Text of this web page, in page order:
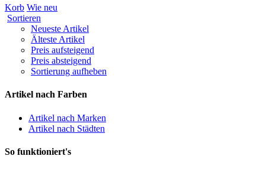
Korb Wie neu
Sortieren
Neueste Artikel
Älteste Artikel
Preis aufsteigend
Preis absteigend
Sortierung aufheben
Artikel nach Farben
Artikel nach Marken
Artikel nach Städten
So funktioniert's